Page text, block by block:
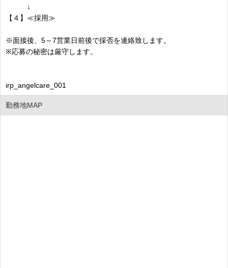
↓
【４】≪採用≫
※面接後、5～7営業日前後で採否を連絡致します。
※応募の秘密は厳守します。
irp_angelcare_001
勤務地MAP